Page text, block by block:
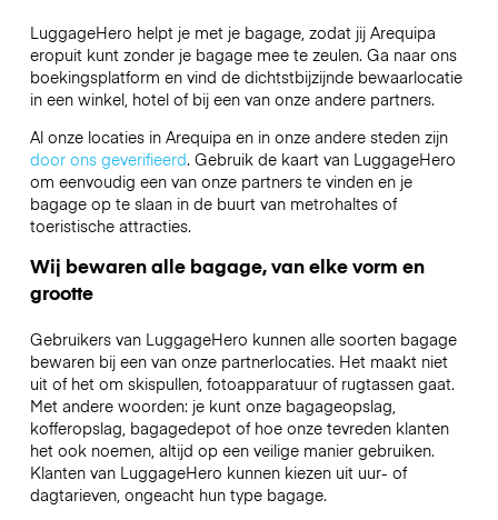
LuggageHero helpt je met je bagage, zodat jij Arequipa
eropuit kunt zonder je bagage mee te zeulen. Ga naar ons
boekingsplatform en vind de dichtstbijzijnde bewaarlocatie
in een winkel, hotel of bij een van onze andere partners.
Al onze locaties in Arequipa en in onze andere steden zijn
door ons geverifieerd. Gebruik de kaart van LuggageHero
om eenvoudig een van onze partners te vinden en je
bagage op te slaan in de buurt van metrohaltes of
toeristische attracties.
Wij bewaren alle bagage, van elke vorm en
grootte
Gebruikers van LuggageHero kunnen alle soorten bagage
bewaren bij een van onze partnerlocaties. Het maakt niet
uit of het om skispullen, fotoapparatuur of rugtassen gaat.
Met andere woorden: je kunt onze bagageopslag,
kofferopslag, bagagedepot of hoe onze tevreden klanten
het ook noemen, altijd op een veilige manier gebruiken.
Klanten van LuggageHero kunnen kiezen uit uur- of
dagtarieven, ongeacht hun type bagage.